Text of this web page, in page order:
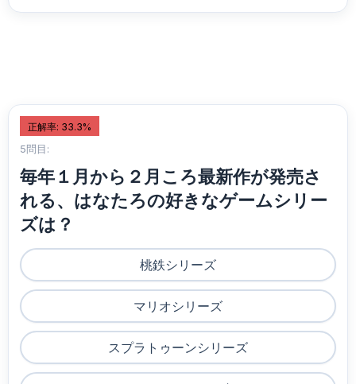
正解率: 33.3%
5問目:
毎年１月から２月ころ最新作が発売さ
れる、はなたろの好きなゲームシリー
ズは？
桃鉄シリーズ
マリオシリーズ
スプラトゥーンシリーズ